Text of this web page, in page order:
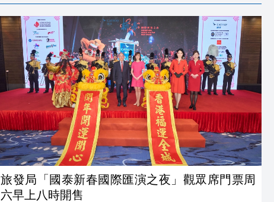
旅發局「國泰新春國際匯演之夜」觀眾席門票周
六早上八時開售